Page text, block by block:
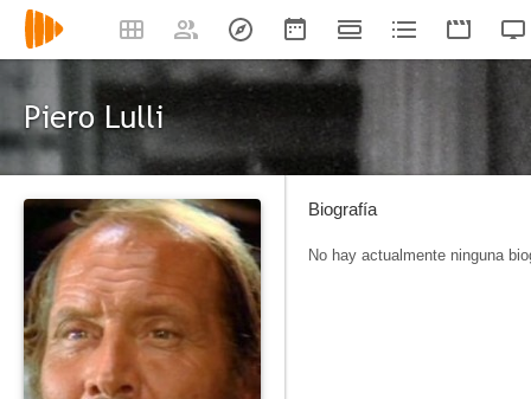
Piero Lulli
Biografía
No hay actualmente ninguna